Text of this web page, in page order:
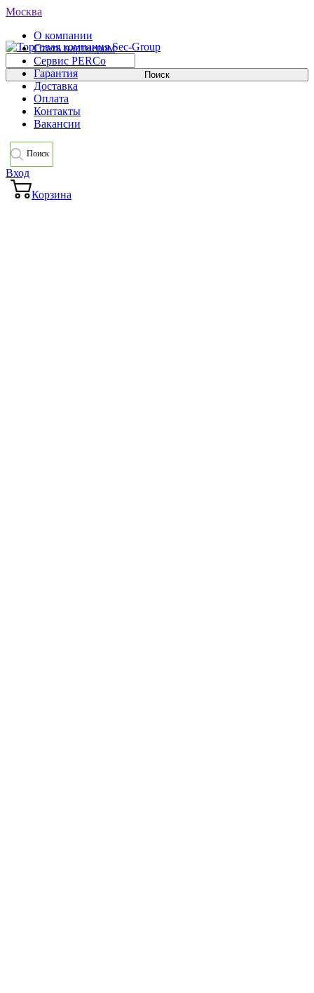
Москва
О компании
Стать партнером
Сервис PERCo
Гарантия
Доставка
Оплата
Контакты
Вакансии
Поиск
Вход
Корзина